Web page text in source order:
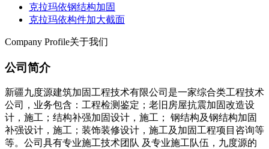
克拉玛依钢结构加固
克拉玛依构件加大截面
Company Profile关于我们
公司简介
新疆九度源建筑加固工程技术有限公司是一家综合类工程技术
公司，业务包含：工程检测鉴定；老旧房屋抗震加固改造设
计，施工；结构补强加固设计，施工； 钢结构及钢结构加固
补强设计，施工；装饰装修设计，施工及加固工程项目咨询等
等。公司具有专业施工技术团队 及专业施工队伍，九度源的